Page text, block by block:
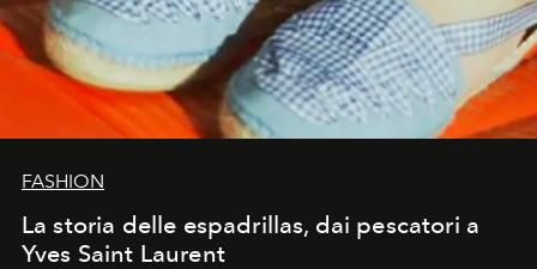
FASHION
La storia delle espadrillas, dai pescatori a
Yves Saint Laurent